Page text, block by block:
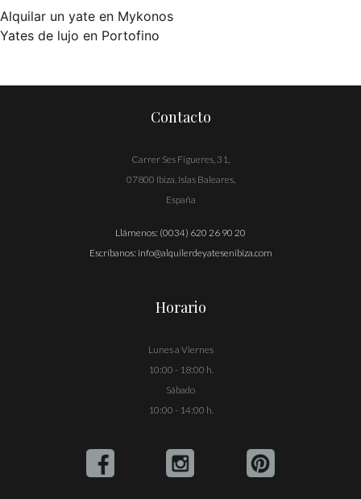
Navegación
entradas
Alquilar un yate en Mykonos
Yates de lujo en Portofino
Contacto
Carrer Ses Figueres, 31,
07800 Ibiza, Islas Baleares,
España
Llámenos: (0034) 620 26 90 20
Escríbanos: info@alquilerdeyatesenibiza.com
Horario
Lunes a Viernes
10:00 - 18:00 h.
Sábado
10:00 - 14:00 h.